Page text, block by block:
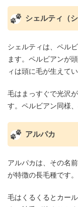
シェルティ（
シェルティは、ペル
ます。ペルビアンが
ィは頭に毛が生えてい
毛はまっすぐで光沢
す。ペルビアン同様
アルパカ
アルパカは、その名
が特徴の長毛種です。
毛はくるくるとカー